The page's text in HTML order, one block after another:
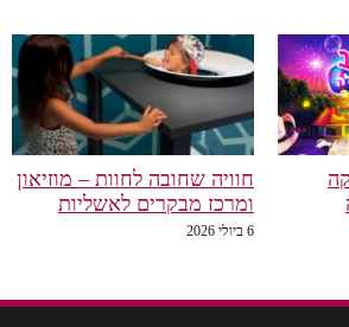
חוויה שחובה לחוות – מוזיאון
ומרכז מבקרים לאשליות
6 ביולי 2026